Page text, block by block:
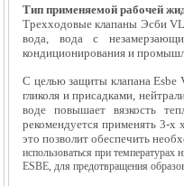
Тип применяемой рабочей
Трехходовые клапаны Эсби
вода, вода с
кондиционирования и
С целью защиты клапана Esbe
гликоля и присадками,
воде повышает вязкость
рекомендуется применять 3-x
это позволит обеспечить
использоваться при
ESBE, для предотвращения